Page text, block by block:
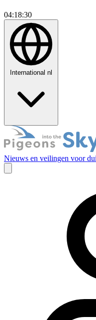
04:18:31
International nl
Nieuws en veilingen voor